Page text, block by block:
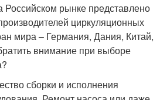
рынке представлено
циркуляционных
мира – Германия, Дания, Китай,
внимание при выборе
сборки и исполнения